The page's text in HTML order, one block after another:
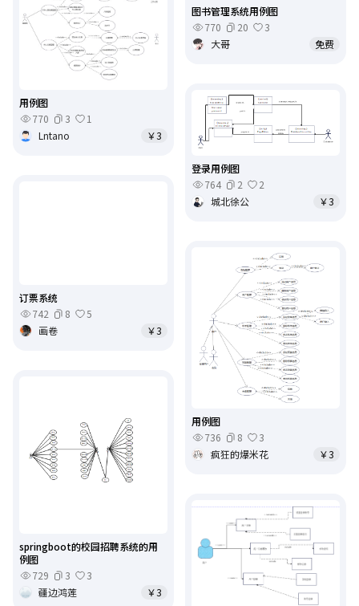
图书管理系统用例图
770
20
3
大哥
免费
用例图
770
3
1
Lntano
￥3
登录用例图
764
2
2
城北徐公
￥3
订票系统
742
8
5
画卷
￥3
用例图
736
8
3
疯狂的爆米花
￥3
springboot的校园招聘系统的用
例图
729
3
3
疆边鸿莲
￥3